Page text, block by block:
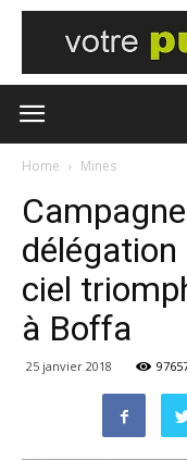
Home Mines
délégation
ciel
à Boffa
25 janvier 2018